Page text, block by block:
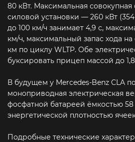
80 кВт. Максимальная
силовой установки — 260 кВт
до 100 км/ч занимает 4,9 с,
км/ч, максимальный запас хода
км по циклу WLTP. Обе
буксировать прицеп массой до 1,8
В будущем у Mercedes-Benz CLA
моноприводная электрическая
фосфатной батареей ёмкостью 58
энергетической плотностью
Подробные технические